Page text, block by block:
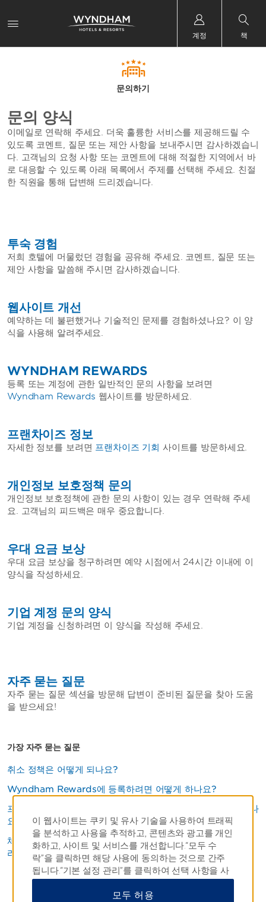
계정 책
문의하기
문의 양식
이메일로 연락해 주세요. 더욱 훌륭한 서비스를 제공해드릴 수
있도록 코멘트, 질문 또는 제안 사항을 보내주시면 감사하겠습니
다. 고객님의 요청 사항 또는 코멘트에 대해 적절한 지역에서 바
로 대응할 수 있도록 아래 목록에서 주제를 선택해 주세요. 친절
한 직원을 통해 답변해 드리겠습니다.
투숙 경험
저희 호텔에 머물렀던 경험을 공유해 주세요. 코멘트, 질문 또는
제안 사항을 말씀해 주시면 감사하겠습니다.
웹사이트 개선
예약하는 데 불편했거나 기술적인 문제를 경험하셨나요? 이 양
식을 사용해 알려주세요.
WYNDHAM REWARDS
등록 또는 계정에 관한 일반적인 문의 사항을 보려면
Wyndham Rewards 웹사이트를 방문하세요.
프랜차이즈 정보
자세한 정보를 보려면 프랜차이즈 기회 사이트를 방문하세요.
개인정보 보호정책 문의
개인정보 보호정책에 관한 문의 사항이 있는 경우 연락해 주세
요. 고객님의 피드백은 매우 중요합니다.
우대 요금 보상
우대 요금 보상을 청구하려면 예약 시점에서 24시간 이내에 이
양식을 작성하세요.
기업 계정 문의 양식
기업 계정을 신청하려면 이 양식을 작성해 주세요.
자주 묻는 질문
자주 묻는 질문 섹션을 방문해 답변이 준비된 질문을 찾아 도움
을 받으세요!
가장 자주 묻는 질문
취소 정책은 어떻게 되나요?
Wyndham Rewards에 등록하려면 어떻게 하나요?
프랜차이즈를 개설하고 싶습니다. 어디에서 정보를 찾을 수 있나
요?
체크인 시간 이후 호텔에 도착할 예정일 경우 호텔에 어떻게 알
리나요?
이 웹사이트는 쿠키 및 유사 기술을 사용하여 트래픽
을 분석하고 사용을 추적하고, 콘텐츠와 광고를 개인
화하고, 사이트 및 서비스를 개선합니다.“모두 수
락”을 클릭하면 해당 사용에 동의하는 것으로 간주
됩니다.“기본 설정 관리”를 클릭하여 선택 사항을 사
용자 정의하거나 “모두 거부”를 클릭하여 필수 쿠키
만 허용할 수도 있습니다.자세한 내용은
모두 허용